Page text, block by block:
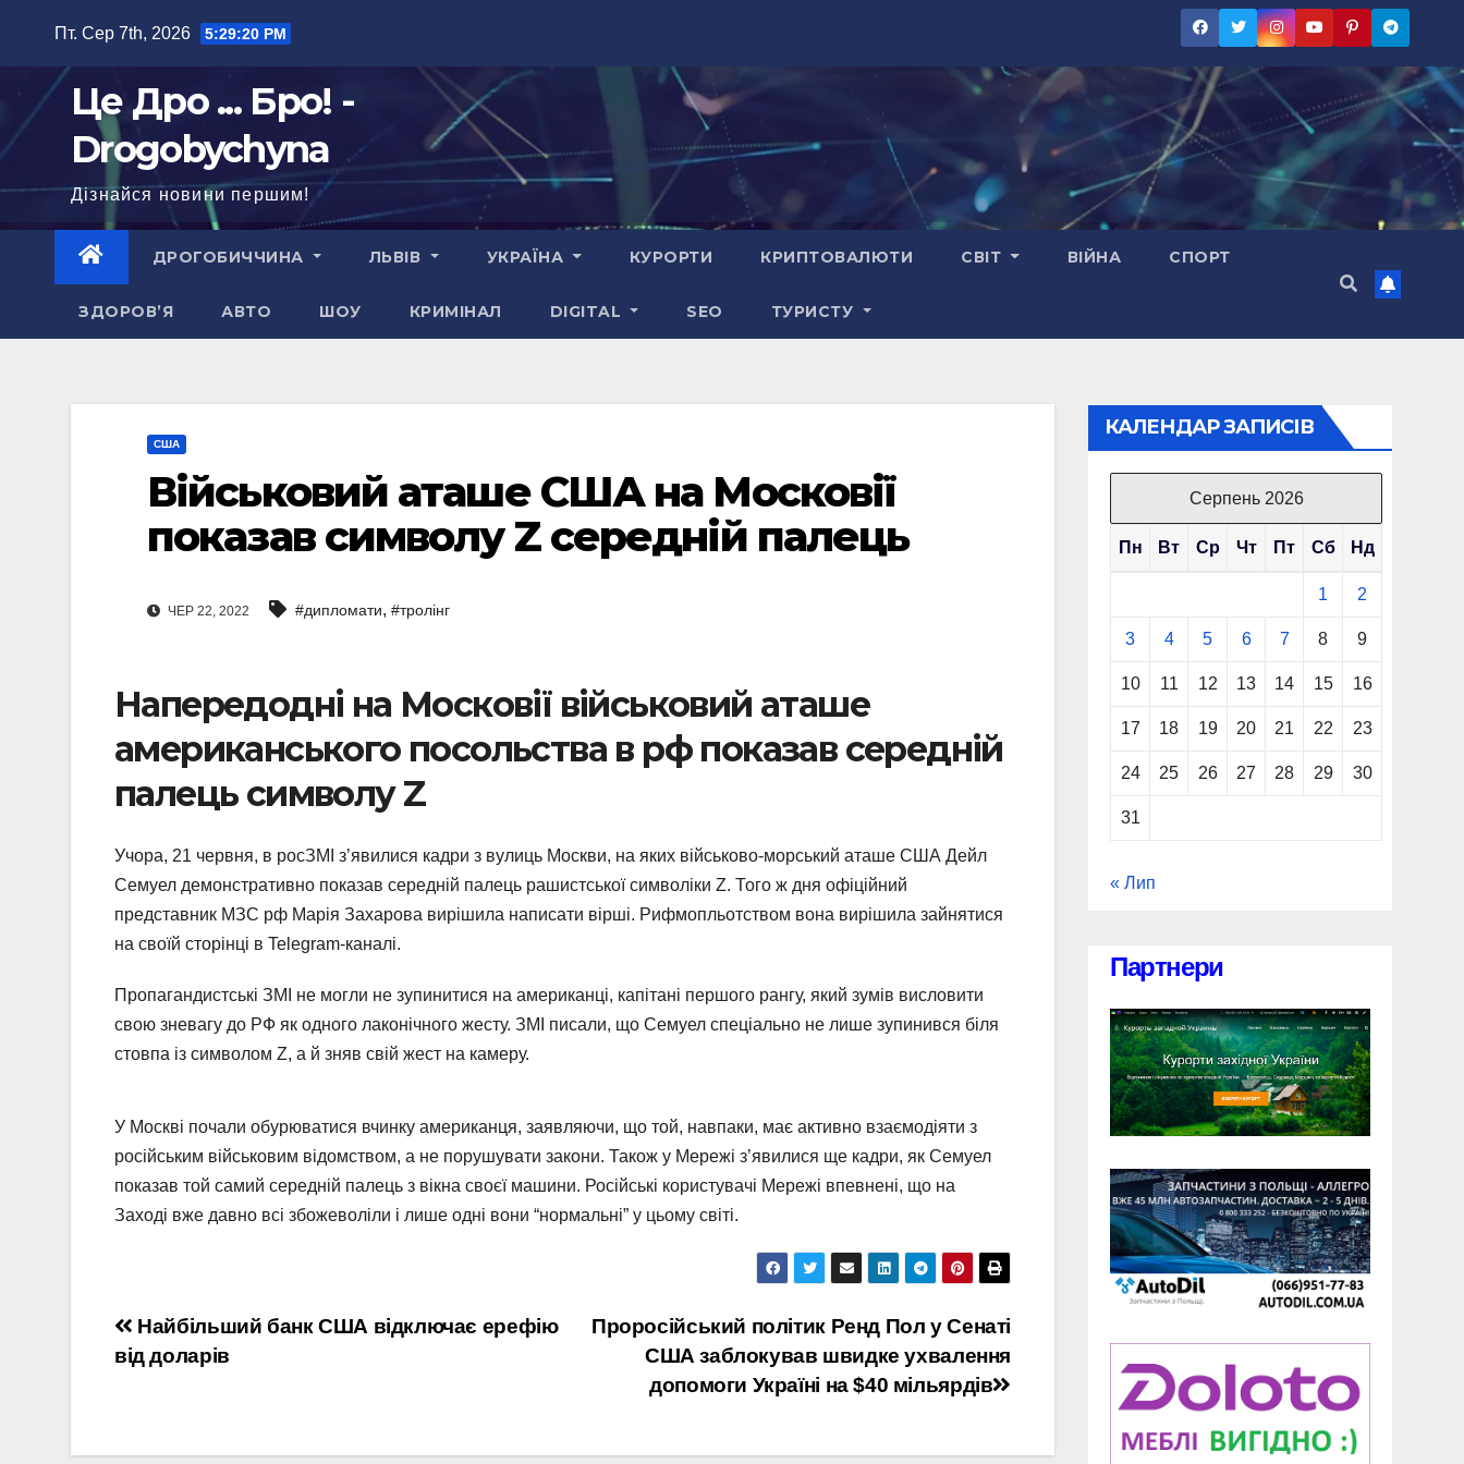
Пт. Сер 7th, 2026 5:29:21 PM
Це Дро ... Бро! -
Drogobychyna
Дізнайся новини першим!
ДРОГОБИЧЧИНА ЛЬВІВ УКРАЇНА КУРОРТИ КРИПТОВАЛЮТИ СВІТ ВІЙНА СПОРТ
ЗДОРОВ’Я АВТО ШОУ КРИМІНАЛ DIGITAL SEO ТУРИСТУ
США
Військовий аташе США на Московії
показав символу Z середній палець
ЧЕР 22, 2022 #дипломати, #тролінг
Напередодні на Московії військовий аташе
американського посольства в рф показав середній
палець символу Z
Учора, 21 червня, в росЗМІ з’явилися кадри з вулиць Москви, на яких військово-морський аташе США Дейл
Семуел демонстративно показав середній палець рашистської символіки Z. Того ж дня офіційний
представник МЗС рф Марія Захарова вирішила написати вірші. Рифмопльотством вона вирішила зайнятися
на своїй сторінці в Telegram-каналі.
Пропагандистські ЗМІ не могли не зупинитися на американці, капітані першого рангу, який зумів висловити
свою зневагу до РФ як одного лаконічного жесту. ЗМІ писали, що Семуел спеціально не лише зупинився біля
стовпа із символом Z, а й зняв свій жест на камеру.
У Москві почали обурюватися вчинку американця, заявляючи, що той, навпаки, має активно взаємодіяти з
російським військовим відомством, а не порушувати закони. Також у Мережі з’явилися ще кадри, як Семуел
показав той самий середній палець з вікна своєї машини. Російські користувачі Мережі впевнені, що на
Заході вже давно всі збожеволіли і лише одні вони “нормальні” у цьому світі.
Навігація
записів
Проросійський політик Ренд Пол у Сенаті
США заблокував швидке ухвалення
допомоги Україні на $40 мільярдів
Найбільший банк США відключає ерефію
від доларів
КАЛЕНДАР ЗАПИСІВ
Серпень 2026
Пн Вт Ср Чт Пт Сб Нд
1 2
3 4 5 6 7 8 9
10 11 12 13 14 15 16
17 18 19 20 21 22 23
24 25 26 27 28 29 30
31
« Лип
Партнери